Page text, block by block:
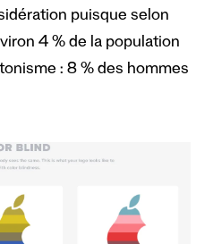
puisque selon
4 % de la population
: 8 % des hommes